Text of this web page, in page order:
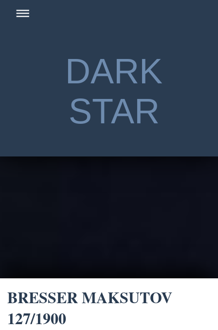
DARK
STAR
BRESSER MAKSUTOV
127/1900